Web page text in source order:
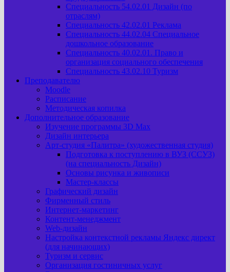
Специальность 54.02.01 Дизайн (по
отраслям)
Специальность 42.02.01 Реклама
Специальность 44.02.04 Специальное
дошкольное образование
Специальность 40.02.01. Право и
организация социального обеспечения
Специальность 43.02.10 Туризм
Преподавателю
Moodle
Расписание
Методическая копилка
Дополнительное образование
Изучение программы 3D Max
Дизайн интерьера
Арт-cтудия «Палитра» (художественная студия)
Подготовка к поступлению в ВУЗ (ССУЗ)
(на специальность Дизайн)
Основы рисунка и живописи
Мастер-классы
Графический дизайн
Фирменный стиль
Интернет-маркетинг
Контент-менеджмент
Web-дизайн
Настройка контекстной рекламы Яндекс директ
(для начинающих)
Туризм и сервис
Организация гостиничных услуг